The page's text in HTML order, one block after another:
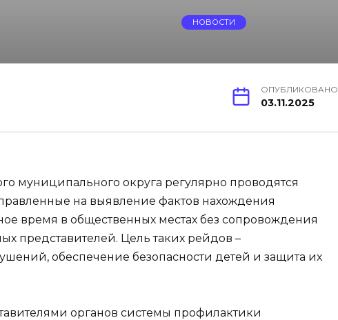
НОВОСТИ
ОПУБЛИКОВАНО
03.11.2025
муниципального округа регулярно проводятся
на выявление фактов нахождения
время в общественных местах без сопровождения
представителей. Цель таких рейдов –
обеспечение безопасности детей и защита их
органов системы профилактики